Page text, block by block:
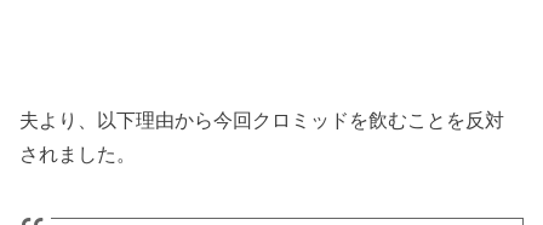
夫より、以下理由から今回クロミッドを飲むことを反対
されました。